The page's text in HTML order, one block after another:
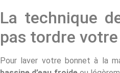
La technique
pas tordre
Pour laver votre bonnet à la